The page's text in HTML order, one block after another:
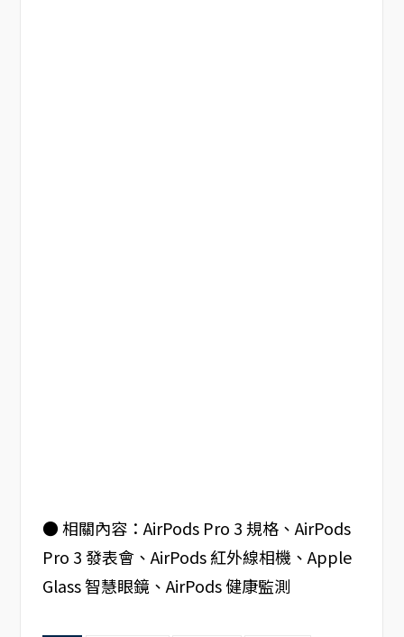
● 相關內容：AirPods Pro 3 規格、AirPods
Pro 3 發表會、AirPods 紅外線相機、Apple
Glass 智慧眼鏡、AirPods 健康監測